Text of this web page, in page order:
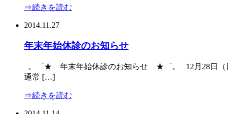
⇒続きを読む
2014.11.27
年末年始休診のお知らせ
。゜★ 年末年始休診のお知らせ ★゜。 12月28日（日
通常 […]
⇒続きを読む